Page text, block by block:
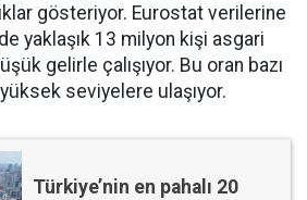
gösteriyor. Eurostat verilerine
yaklaşık 13 milyon kişi asgari
gelirle çalışıyor. Bu oran bazı
seviyelere ulaşıyor.
Türkiye’nin en pahalı 20